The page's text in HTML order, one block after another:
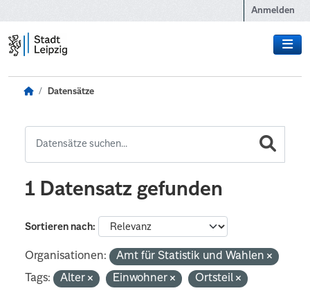
Anmelden
Datensätze
1 Datensatz gefunden
Sortieren nach
Organisationen:
Amt für Statistik und Wahlen
Tags:
Alter Einwohner Ortsteil